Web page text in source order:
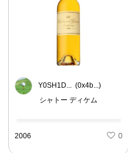
Y0SH1D... (0x4b...)
シャトー ディケム
2006 0